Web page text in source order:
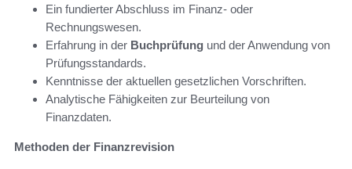
Ein fundierter Abschluss im Finanz- oder
Rechnungswesen.
Erfahrung in der Buchprüfung und der Anwendung von
Prüfungsstandards.
Kenntnisse der aktuellen gesetzlichen Vorschriften.
Analytische Fähigkeiten zur Beurteilung von
Finanzdaten.
Methoden der Finanzrevision